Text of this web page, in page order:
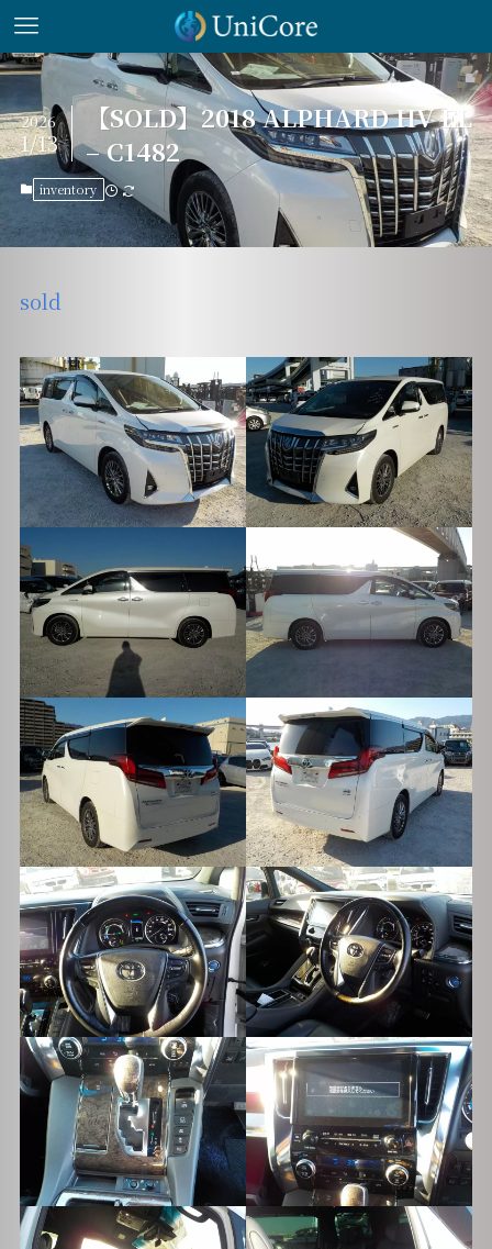
【SOLD】2018 ALPHARD HV EL
– C1482
2026
1/13
inventory
sold